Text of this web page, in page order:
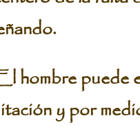
hombre puede
y por